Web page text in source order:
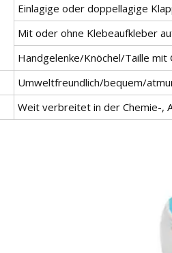
Einlagige oder doppellagige
Mit oder ohne Klebeaufkleber
Handgelenke/Knöchel/Taille mit
Umweltfreundlich/bequem/
Weit verbreitet in der Chemie-,